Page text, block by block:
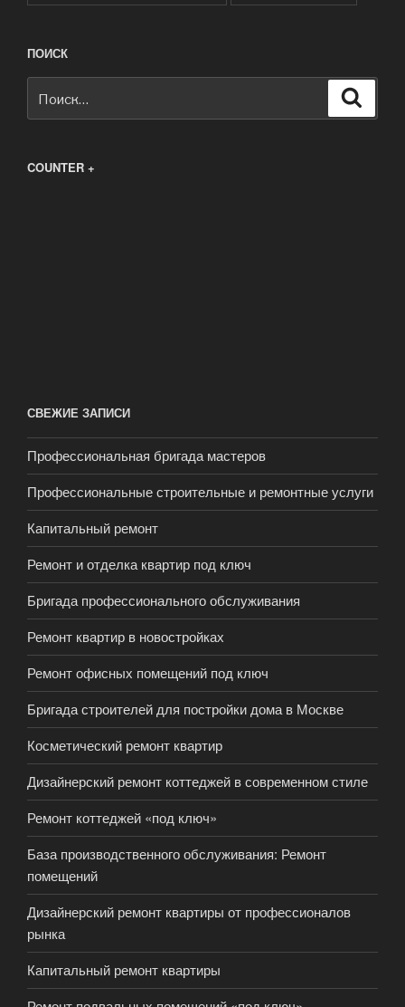
ПОИСК
COUNTER +
СВЕЖИЕ ЗАПИСИ
Профессиональная бригада мастеров
Профессиональные строительные и ремонтные услуги
Капитальный ремонт
Ремонт и отделка квартир под ключ
Бригада профессионального обслуживания
Ремонт квартир в новостройках
Ремонт офисных помещений под ключ
Бригада строителей для постройки дома в Москве
Косметический ремонт квартир
Дизайнерский ремонт коттеджей в современном стиле
Ремонт коттеджей «под ключ»
База производственного обслуживания: Ремонт
помещений
Дизайнерский ремонт квартиры от профессионалов
рынка
Капитальный ремонт квартиры